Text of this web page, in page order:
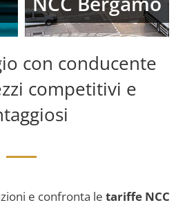
con conducente
competitivi e
e confronta le tariffe NCC